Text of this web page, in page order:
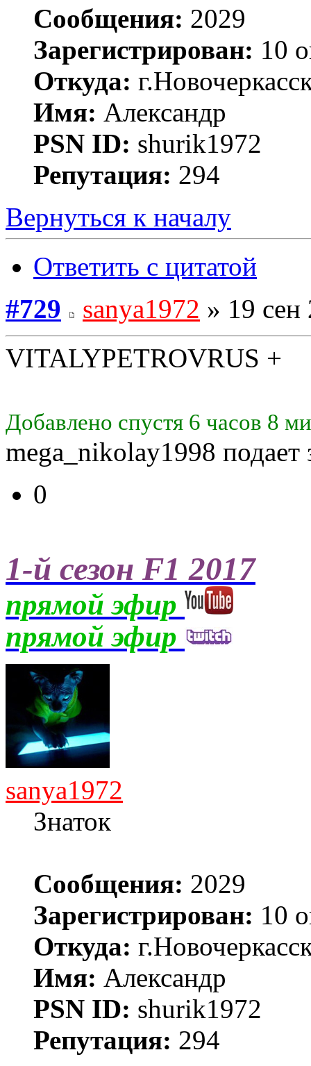
Сообщения: 2029
Зарегистрирован: 10
Откуда:
Имя: Александр
PSN ID: shurik1972
Репутация: 294
Вернуться к началу
Ответить с цитатой
#729
sanya1972 » 19 сен
VITALYPETROVRUS +
Добавлено спустя 6 часов 8
mega_nikolay1998 подает
0
1-й сезон F1 2017
прямой эфир
прямой эфир
sanya1972
Знаток
Сообщения: 2029
Зарегистрирован: 10
Откуда:
Имя: Александр
PSN ID: shurik1972
Репутация: 294